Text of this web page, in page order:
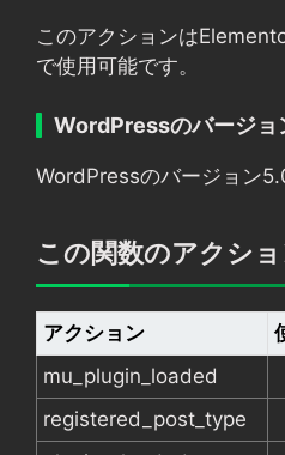
このアクションは
で使用可能です。
WordPressのバージョ
WordPressのバージョン
この関数のアクシ
アクション
mu_plugin_loaded
registered_post_type